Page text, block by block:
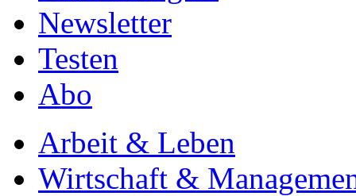
Newsletter
Testen
Abo
Arbeit & Leben
Wirtschaft &